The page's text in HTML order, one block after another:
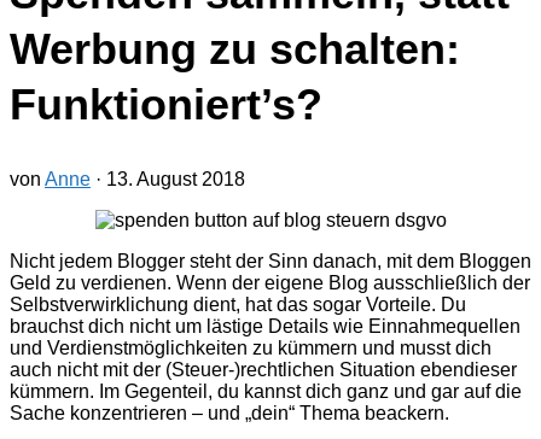
Werbung zu schalten:
Funktioniert’s?
von Anne · 13. August 2018
Nicht jedem Blogger steht der Sinn danach, mit dem Bloggen
Geld zu verdienen. Wenn der eigene Blog ausschließlich der
Selbstverwirklichung dient, hat das sogar Vorteile. Du
brauchst dich nicht um lästige Details wie Einnahmequellen
und Verdienstmöglichkeiten zu kümmern und musst dich
auch nicht mit der (Steuer-)rechtlichen Situation ebendieser
kümmern. Im Gegenteil, du kannst dich ganz und gar auf die
Sache konzentrieren – und „dein“ Thema beackern.